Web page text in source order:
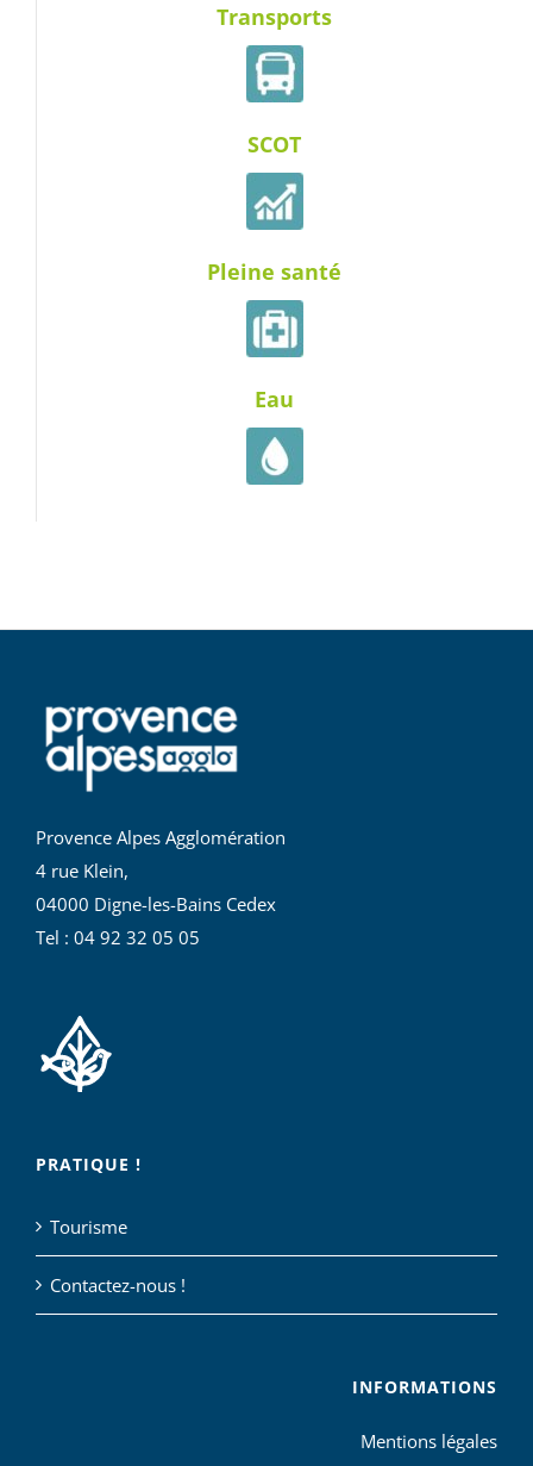
Transports
SCOT
Pleine santé
Eau
Provence Alpes Agglomération
4 rue Klein,
04000 Digne-les-Bains Cedex
Tel : 04 92 32 05 05
PRATIQUE !
Tourisme
Contactez-nous !
INFORMATIONS
Mentions légales